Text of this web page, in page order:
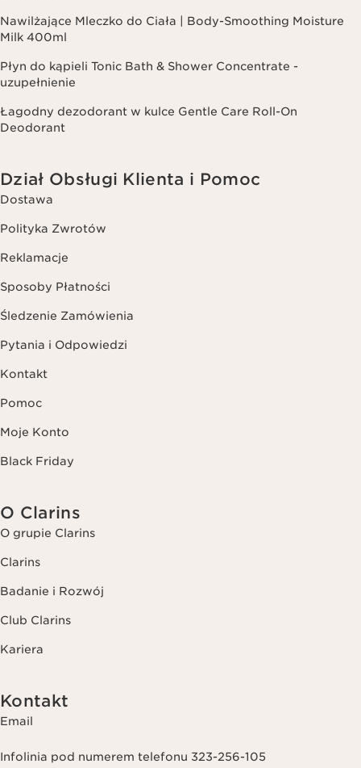
Nawilżające Mleczko do Ciała | Body-Smoothing Moisture
Milk 400ml
Płyn do kąpieli Tonic Bath & Shower Concentrate -
uzupełnienie
Łagodny dezodorant w kulce Gentle Care Roll-On
Deodorant
Dział Obsługi Klienta i Pomoc
Dostawa
Polityka Zwrotów
Reklamacje
Sposoby Płatności
Śledzenie Zamówienia
Pytania i Odpowiedzi
Kontakt
Pomoc
Moje Konto
Black Friday
O Clarins
O grupie Clarins
Clarins
Badanie i Rozwój
Club Clarins
Kariera
Kontakt
Email
Infolinia pod numerem telefonu 323-256-105